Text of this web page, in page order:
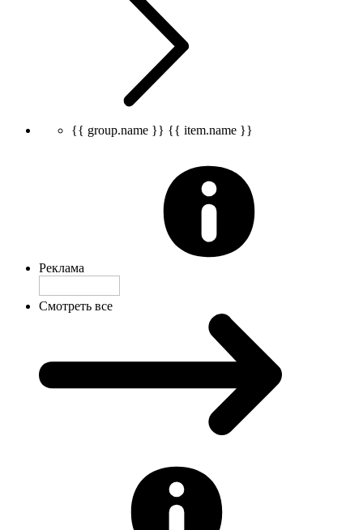
{{ group.name }} {{ item.name }}
Реклама
Смотреть все